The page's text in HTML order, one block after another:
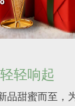
轻响起
品甜蜜而至，